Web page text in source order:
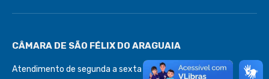
CÂMARA DE SÃO FÉLIX DO ARAGUAIA
Atendimento de segunda a sexta de 08:00 às 13:00